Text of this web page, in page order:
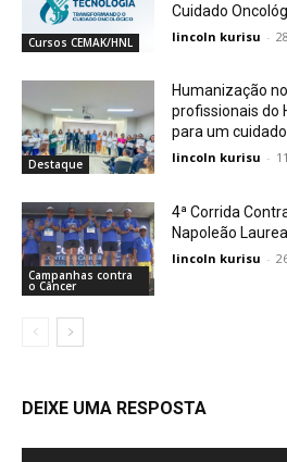
Cursos CEMAK/HNL
Cuidado
lincoln kurisu -
Destaque
Humanização
profissionais do
para um
lincoln kurisu -
Campanhas contra
o Câncer
4ª Corrida
Napoleão
lincoln kurisu -
DEIXE UMA RESPOSTA